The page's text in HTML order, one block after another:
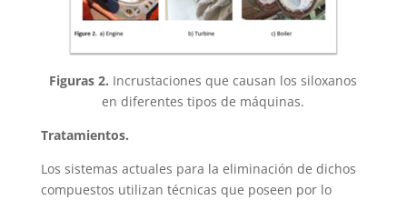
Figuras 2. Incrustaciones que causan los siloxanos
en diferentes tipos de máquinas.
Tratamientos.
Los sistemas actuales para la eliminación de dichos
compuestos utilizan técnicas que poseen por lo